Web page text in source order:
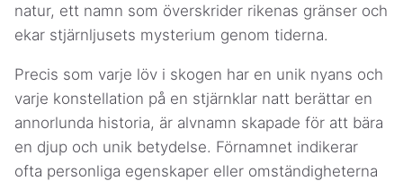
natur, ett namn som överskrider rikenas gränser och
ekar stjärnljusets mysterium genom tiderna.
Precis som varje löv i skogen har en unik nyans och
varje konstellation på en stjärnklar natt berättar en
annorlunda historia, är alvnamn skapade för att bära
en djup och unik betydelse. Förnamnet indikerar
ofta personliga egenskaper eller omständigheterna